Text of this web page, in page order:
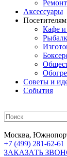
Аксессуары
Посетителям
Кафе и
Советы и
События
Москва,
+7 (499) 281-62-61
ЗАКАЗАТЬ